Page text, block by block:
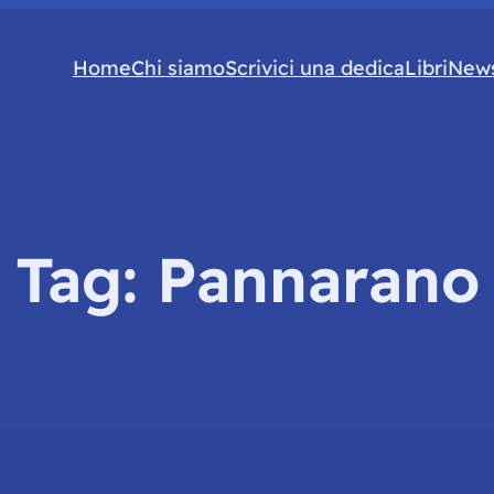
HomeChi siamoScrivici una dedicaLibri
Tag: Pannarano